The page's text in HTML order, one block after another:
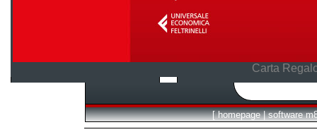
Carta
[ homepage | software